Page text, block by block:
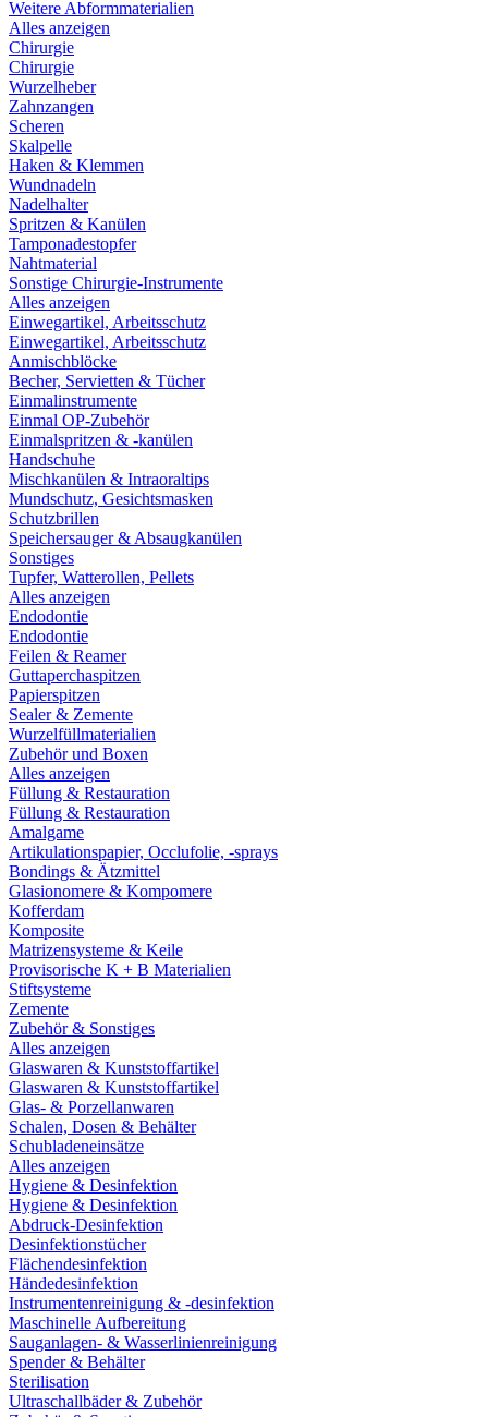
Weitere Abformmaterialien
Alles anzeigen
Chirurgie
Chirurgie
Wurzelheber
Zahnzangen
Scheren
Skalpelle
Haken & Klemmen
Wundnadeln
Nadelhalter
Spritzen & Kanülen
Tamponadestopfer
Nahtmaterial
Sonstige Chirurgie-Instrumente
Alles anzeigen
Einwegartikel, Arbeitsschutz
Einwegartikel, Arbeitsschutz
Anmischblöcke
Becher, Servietten & Tücher
Einmalinstrumente
Einmal OP-Zubehör
Einmalspritzen & -kanülen
Handschuhe
Mischkanülen & Intraoraltips
Mundschutz, Gesichtsmasken
Schutzbrillen
Speichersauger & Absaugkanülen
Sonstiges
Tupfer, Watterollen, Pellets
Alles anzeigen
Endodontie
Endodontie
Feilen & Reamer
Guttaperchaspitzen
Papierspitzen
Sealer & Zemente
Wurzelfüllmaterialien
Zubehör und Boxen
Alles anzeigen
Füllung & Restauration
Füllung & Restauration
Amalgame
Artikulationspapier, Occlufolie, -sprays
Bondings & Ätzmittel
Glasionomere & Kompomere
Kofferdam
Komposite
Matrizensysteme & Keile
Provisorische K + B Materialien
Stiftsysteme
Zemente
Zubehör & Sonstiges
Alles anzeigen
Glaswaren & Kunststoffartikel
Glaswaren & Kunststoffartikel
Glas- & Porzellanwaren
Schalen, Dosen & Behälter
Schubladeneinsätze
Alles anzeigen
Hygiene & Desinfektion
Hygiene & Desinfektion
Abdruck-Desinfektion
Desinfektionstücher
Flächendesinfektion
Händedesinfektion
Instrumentenreinigung & -desinfektion
Maschinelle Aufbereitung
Sauganlagen- & Wasserlinienreinigung
Spender & Behälter
Sterilisation
Ultraschallbäder & Zubehör